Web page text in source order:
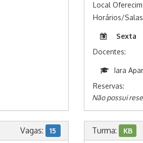
Local
Horários/
Sexta
Docentes:
Iara
Reservas:
Não possui
Vagas: 15 Turma: KB